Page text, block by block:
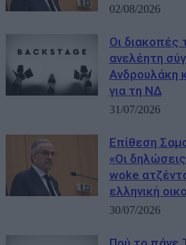
02/08/2026
Οι διακοπές
ανελέητη
Ανδρουλάκη
για τη ΝΔ
31/07/2026
Eπίθεση
«Οι
woke
ελληνική
30/07/2026